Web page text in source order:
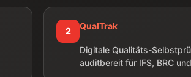
2 QualTrak
Digitale Qualitäts-
auditbereit für IFS, BRC